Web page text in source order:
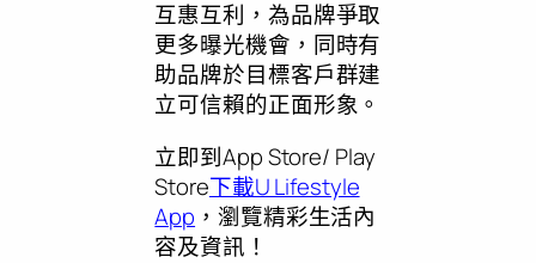
互惠互利，為品牌爭取
更多曝光機會，同時有
助品牌於目標客戶群建
立可信賴的正面形象。
立即到App Store/ Play
Store下載U Lifestyle
App ，瀏覽精彩生活內
容及資訊！